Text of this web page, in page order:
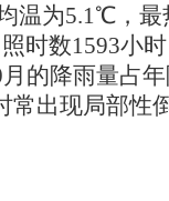
温为5.1℃，
时数1593小
的降雨量占
常出现局部性